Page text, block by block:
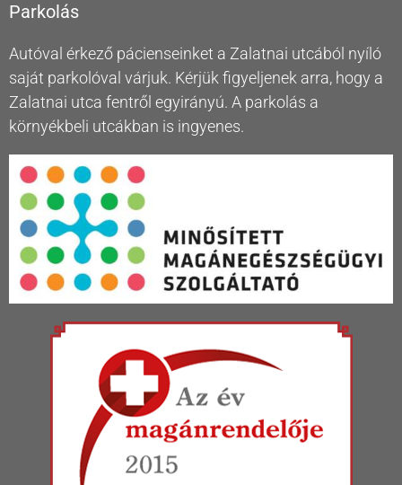
Parkolás
Autóval érkező pácienseinket a Zalatnai utcából nyíló
saját parkolóval várjuk. Kérjük figyeljenek arra, hogy a
Zalatnai utca fentről egyirányú. A parkolás a
környékbeli utcákban is ingyenes.